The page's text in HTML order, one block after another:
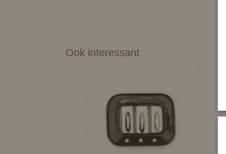
Ook interessant